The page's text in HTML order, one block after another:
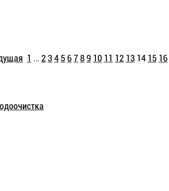
1 ... 2 34 5 6789 10 11 12 13 14 15 16